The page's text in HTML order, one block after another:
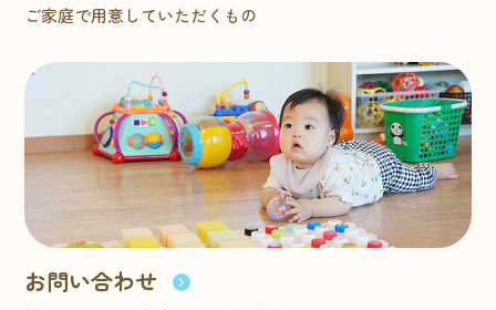
ご家庭で用意していただくもの
お問い合わせ